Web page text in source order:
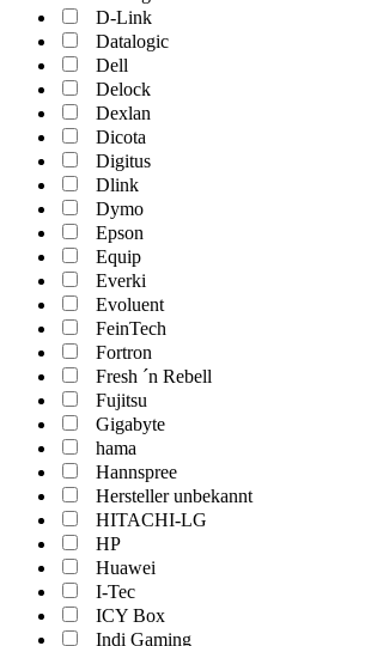
D-Link
Datalogic
Dell
Delock
Dexlan
Dicota
Digitus
Dlink
Dymo
Epson
Equip
Everki
Evoluent
FeinTech
Fortron
Fresh ´n Rebell
Fujitsu
Gigabyte
hama
Hannspree
Hersteller unbekannt
HITACHI-LG
HP
Huawei
I-Tec
ICY Box
Indi Gaming